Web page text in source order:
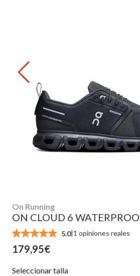
On Running
ON CLOUD 6
5.0|1 opiniones reales
179,95€
Seleccionar talla